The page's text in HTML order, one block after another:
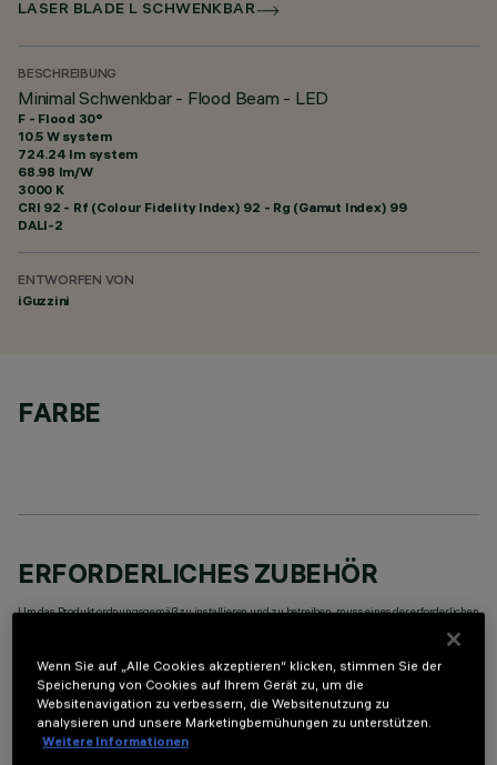
LASER BLADE L SCHWENKBAR
BESCHREIBUNG
Minimal Schwenkbar - Flood Beam - LED
F - Flood 30°
10.5 W system
724.24 lm system
68.98 lm/W
3000 K
CRI 92 - Rf (Colour Fidelity Index) 92 - Rg (Gamut Index) 99
DALI-2
ENTWORFEN VON
iGuzzini
FARBE
ERFORDERLICHES ZUBEHÖR
Um das Produkt ordnungsgemäß zu installieren und zu betreiben, muss eines der erforderlichen
Wenn Sie auf „Alle Cookies akzeptieren“ klicken, stimmen Sie der
Speicherung von Cookies auf Ihrem Gerät zu, um die
Websitenavigation zu verbessern, die Websitenutzung zu
analysieren und unsere Marketingbemühungen zu unterstützen.
Weitere Informationen